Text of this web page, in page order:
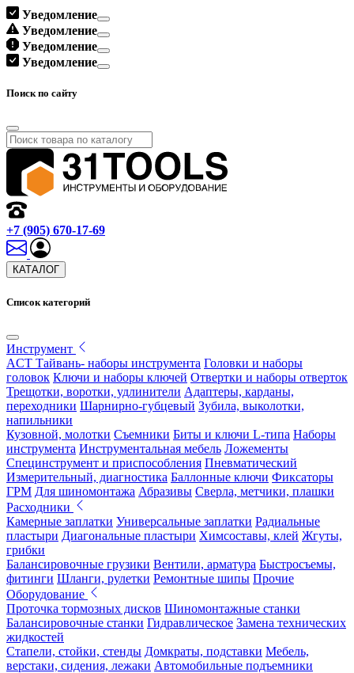
Уведомление
Уведомление
Уведомление
Уведомление
Поиск по сайту
+7 (905) 670-17-69
КАТАЛОГ
Список категорий
Инструмент
ACT Тайвань- наборы инструмента Головки и наборы
головок Ключи и наборы ключей Отвертки и наборы отверток
Трещотки, воротки, удлинители Адаптеры, карданы,
переходники Шарнирно-губцевый Зубила, выколотки,
напильники
Кузовной, молотки Съемники Биты и ключи L-типа Наборы
инструмента Инструментальная мебель Ложементы
Специнструмент и приспособления Пневматический
Измерительный, диагностика Баллонные ключи Фиксаторы
ГРМ Для шиномонтажа Абразивы Сверла, метчики, плашки
Расходники
Камерные заплатки Универсальные заплатки Радиальные
пластыри Диагональные пластыри Химсоставы, клей Жгуты,
грибки
Балансировочные грузики Вентили, арматура Быстросъемы,
фитинги Шланги, рулетки Ремонтные шипы Прочие
Оборудование
Проточка тормозных дисков Шиномонтажные станки
Балансировочные станки Гидравлическое Замена технических
жидкостей
Стапели, стойки, стенды Домкраты, подставки Мебель,
верстаки, сидения, лежаки Автомобильные подъемники